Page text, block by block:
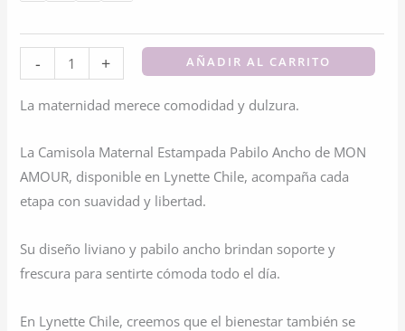
-
Camisola
Maternal
Estampada
Ancho
cantidad
+ AÑADIR AL CARRITO
La maternidad merece comodidad y dulzura.
La Camisola Maternal Estampada Pabilo Ancho de MON
AMOUR, disponible en Lynette Chile, acompaña cada
etapa con suavidad y libertad.
Su diseño liviano y pabilo ancho brindan soporte y
frescura para sentirte cómoda todo el día.
En Lynette Chile, creemos que el bienestar también se